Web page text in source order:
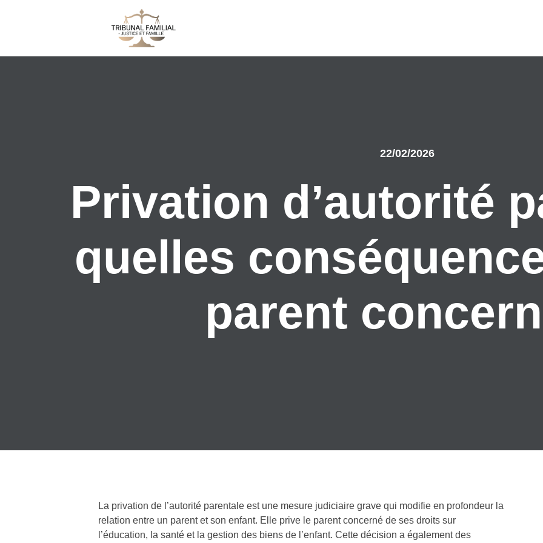
22/02/2026
Privation d’autorité
quelles
parent
La privation de l’autorité parentale est une mesure judiciaire grave qui modifie en profondeur la
relation entre un parent et son enfant. Elle prive le parent concerné de ses droits sur
l’éducation, la santé et la gestion des biens de l’enfant. Cette décision a également des